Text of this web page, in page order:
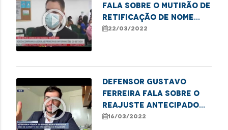
play_circle_outline
fala sobre o mutirão de
retificação de nome
social e gênero em
22/03/2022
play_circle_outline
Defensor Gustavo
Ferreira fala sobre o
reajuste antecipado
dos combustíveis em
16/03/2022